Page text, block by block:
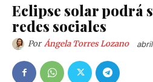
Eclipse solar podrá
redes sociales
Por Ángela Torres Lozano